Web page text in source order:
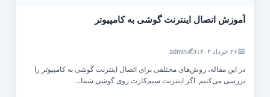
آموزش اتصال اینترنت گوشی به کامپیوتر
۲۶ خرداد ۱۴۰۴ ✍️
admin
در این مقاله، روش‌های مختلفی برای اتصال اینترنت گوشی به کامپیوتر را
بررسی می‌کنیم. اگر اینترنت سیم‌کارت روی گوشی شما...